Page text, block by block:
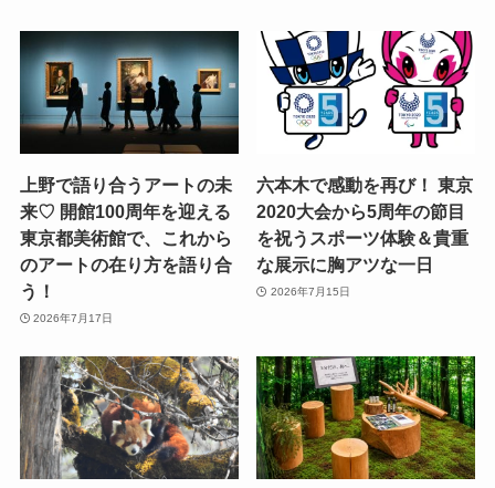
上野で語り合うアートの未
来♡ 開館100周年を迎える
東京都美術館で、これから
のアートの在り方を語り合
う！
2026年7月17日
六本木で感動を再び！ 東京
2020大会から5周年の節目
を祝うスポーツ体験＆貴重
な展示に胸アツな一日
2026年7月15日